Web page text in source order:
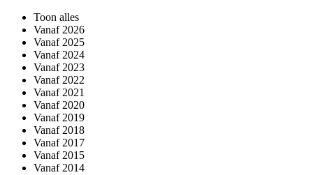
Toon alles
Vanaf 2026
Vanaf 2025
Vanaf 2024
Vanaf 2023
Vanaf 2022
Vanaf 2021
Vanaf 2020
Vanaf 2019
Vanaf 2018
Vanaf 2017
Vanaf 2015
Vanaf 2014